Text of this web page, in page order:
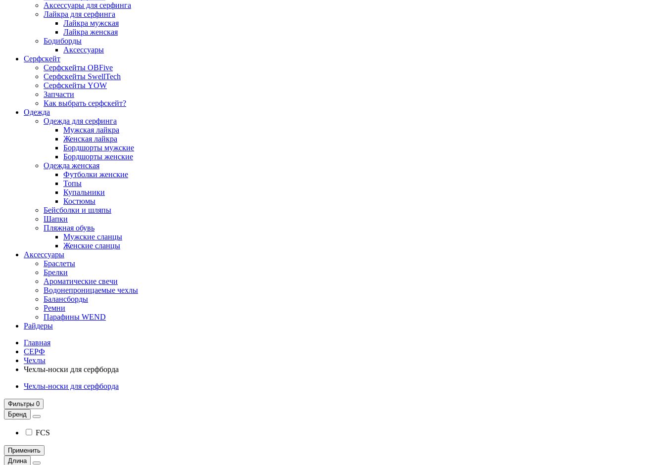
Аксессуары для серфинга
Лайкра для серфинга
Лайкра мужская
Лайкра женская
Бодиборды
Аксессуары
Серфскейт
Серфскейты OBFive
Серфскейты SwellTech
Серфскейты YOW
Запчасти
Как выбрать серфскейт?
Одежда
Одежда для серфинга
Мужская лайкра
Женская лайкра
Бордшорты мужские
Бордшорты женские
Одежда женская
Футболки женские
Топы
Купальники
Костюмы
Бейсболки и шляпы
Шапки
Пляжная обувь
Мужские сланцы
Женские сланцы
Аксессуары
Браслеты
Брелки
Ароматические свечи
Водонепроницаемые чехлы
Балансборды
Ремни
Парафины WEND
Райдеры
Главная
СЕРФ
Чехлы
Чехлы-носки для серфборда
Чехлы-носки для серфборда
Фильтры 0
Бренд
FCS
Применить
Длина